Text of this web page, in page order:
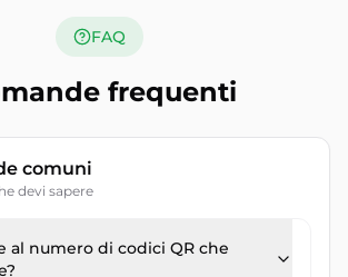
FAQ
frequenti
comuni
devi sapere
al numero di codici QR che